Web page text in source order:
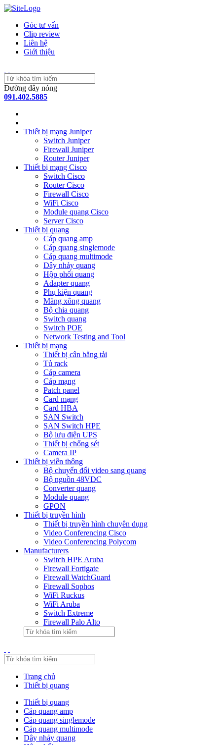
Góc tư vấn
Clip review
Liên hệ
Giới thiệu
Đường dây nóng
091.402.5885
Thiết bị mạng Juniper
Switch Juniper
Firewall Juniper
Router Juniper
Thiết bị mạng Cisco
Switch Cisco
Router Cisco
Firewall Cisco
WiFi Cisco
Module quang Cisco
Server Cisco
Thiết bị quang
Cáp quang amp
Cáp quang singlemode
Cáp quang multimode
Dây nhảy quang
Hộp phối quang
Adapter quang
Phụ kiện quang
Măng xông quang
Bộ chia quang
Switch quang
Switch POE
Network Testing and Tool
Thiết bị mạng
Thiết bị cân bằng tải
Tủ rack
Cáp camera
Cáp mạng
Patch panel
Card mạng
Card HBA
SAN Switch
SAN Switch HPE
Bộ lưu điện UPS
Thiết bị chống sét
Camera IP
Thiết bị viễn thông
Bộ chuyển đổi video sang quang
Bộ nguồn 48VDC
Converter quang
Module quang
GPON
Thiết bị truyền hình
Thiết bị truyền hình chuyên dụng
Video Conferencing Cisco
Video Conferencing Polycom
Manufacturers
Switch HPE Aruba
Firewall Fortigate
Firewall WatchGuard
Firewall Sophos
WiFi Ruckus
WiFi Aruba
Switch Extreme
Firewall Palo Alto
Trang chủ
Thiết bị quang
Thiết bị quang
Cáp quang amp
Cáp quang singlemode
Cáp quang multimode
Dây nhảy quang